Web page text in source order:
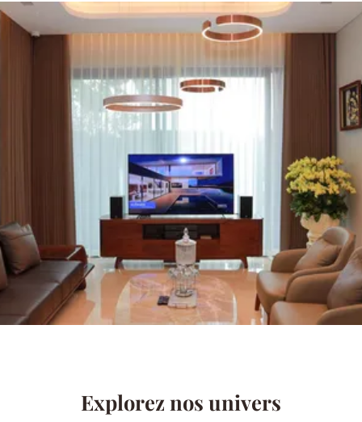
Explorez nos univers